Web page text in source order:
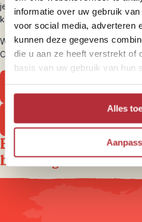
informatie over uw gebruik
voor social media, adverteren
kunnen deze gegevens
die u aan ze heeft verstrekt of
basis van uw gebruik van hun
Alles
je volledige reissom wordt gedekt
kan gaan door een calamiteit of
Wil je weten wat onze favoriete
Ons volledige aanbod vind je
Bekijk onze bouwstenen
Een greep uit onze
belevingen